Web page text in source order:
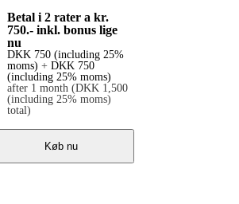
Betal i 2 rater a kr.
750.- inkl. bonus lige
nu
DKK 750 (including 25%
moms) + DKK 750
(including 25% moms)
after 1 month (DKK 1,500
(including 25% moms)
total)
Køb nu